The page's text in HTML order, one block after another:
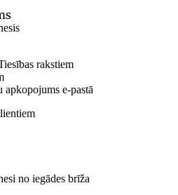
rakstiem
apkopojums e-pastā
no iegādes brīža